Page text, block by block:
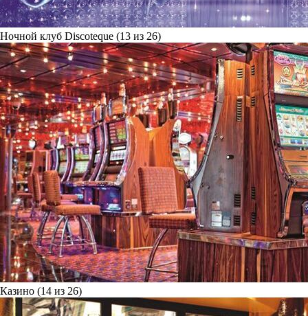
Ночной клуб Discoteque (13 из 26)
Казино (14 из 26)